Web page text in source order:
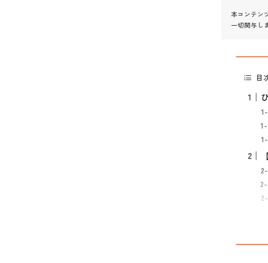
本コンテン
一切関与し
目